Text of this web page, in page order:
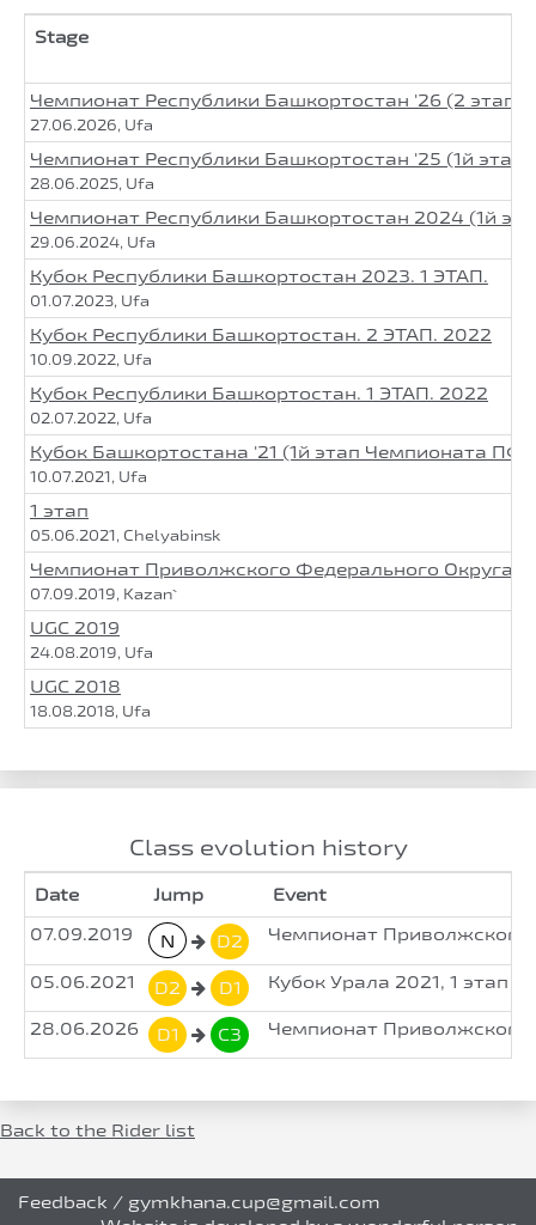
Stage
Чемпионат Республики Башкортостан '26 (2 этап
27.06.2026, Ufa
Чемпионат Республики Башкортостан '25 (1й
28.06.2025, Ufa
Чемпионат Республики Башкортостан 2024 (1й
29.06.2024, Ufa
Кубок Республики Башкортостан 2023. 1 ЭТАП.
01.07.2023, Ufa
Кубок Республики Башкортостан. 2 ЭТАП. 2022
10.09.2022, Ufa
Кубок Республики Башкортостан. 1 ЭТАП. 2022
02.07.2022, Ufa
Кубок Башкортостана '21 (1й этап Чемпионата
10.07.2021, Ufa
1 этап
05.06.2021, Chelyabinsk
Чемпионат Приволжского Федерального Округа 3
07.09.2019, Kazan`
UGC 2019
24.08.2019, Ufa
UGC 2018
18.08.2018, Ufa
Class evolution history
Date Jump
Event
07.09.2019
N D2 Чемпионат Приволжского
05.06.2021 D2 D1 Кубок Урала 2021, 1 этап
28.06.2026 D1 C3 Чемпионат Приволжского
Back to the Rider list
Feedback / gymkhana.cup@gmail.com